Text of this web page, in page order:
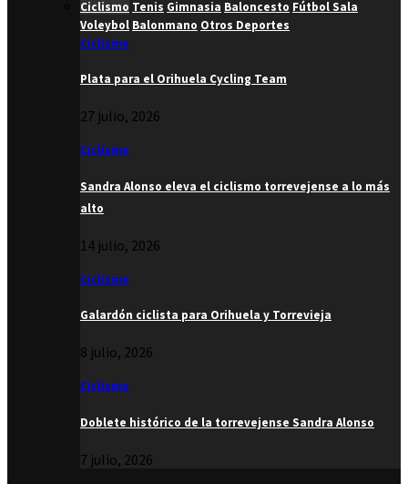
Ciclismo Tenis Gimnasia Baloncesto Fútbol Sala
Voleybol Balonmano Otros Deportes
Ciclismo
Plata para el Orihuela Cycling Team
27 julio, 2026
Ciclismo
Sandra Alonso eleva el ciclismo torrevejense a lo más
alto
14 julio, 2026
Ciclismo
Galardón ciclista para Orihuela y Torrevieja
8 julio, 2026
Ciclismo
Doblete histórico de la torrevejense Sandra Alonso
7 julio, 2026